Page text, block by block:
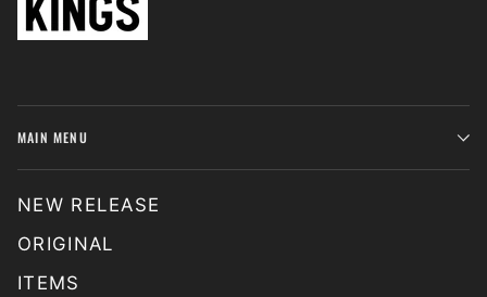
MAIN MENU
NEW RELEASE
ORIGINAL
ITEMS